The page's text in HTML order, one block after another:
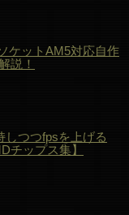
ケットAM5対応自作
説！
しつつfpsを上げる
チップス集】